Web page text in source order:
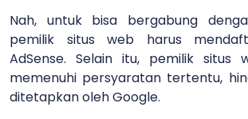
Nah, untuk bisa bergabung
pemilik situs web harus
AdSense. Selain itu, pemilik situs
memenuhi persyaratan tertentu,
ditetapkan oleh Google.